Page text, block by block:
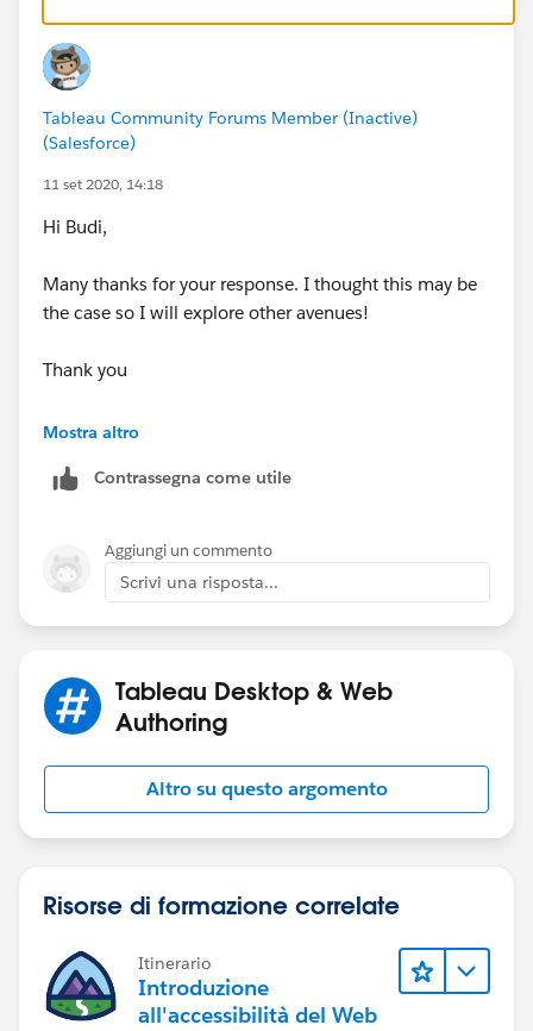
Tableau Community Forums Member (Inactive)
(Salesforce)
11 set 2020, 14:18
​Hi Budi,
Many thanks for your response. I thought this may be
the case so I will explore other avenues!
Thank you
Andy
Mostra altro
Contrassegna come utile
Aggiungi un commento
Scrivi una risposta...
Tableau Desktop & Web
Authoring
Altro su questo argomento
Risorse di formazione correlate
Itinerario
Introduzione
all'accessibilità del Web